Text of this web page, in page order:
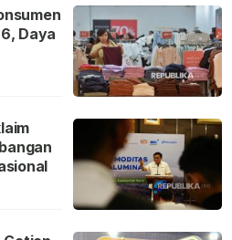
Daya